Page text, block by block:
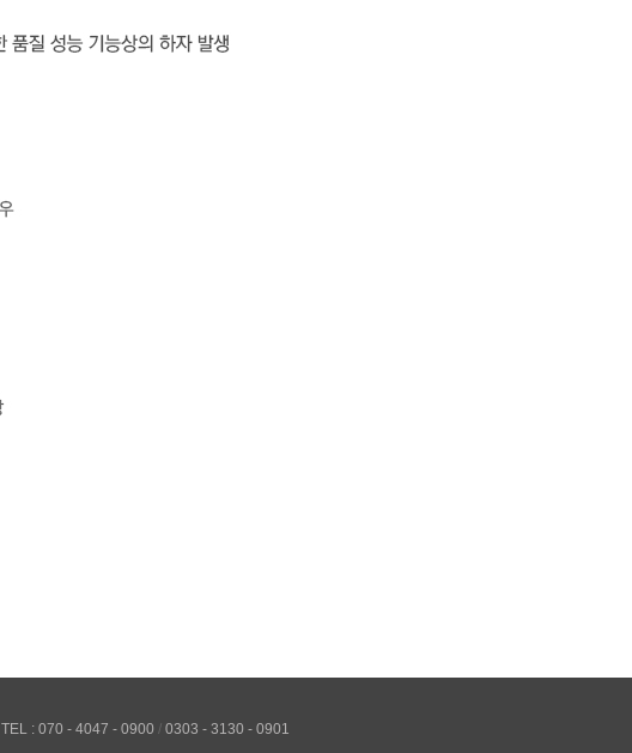
TEL : 070 - 4047 - 0900 / 0303 - 3130 - 0901